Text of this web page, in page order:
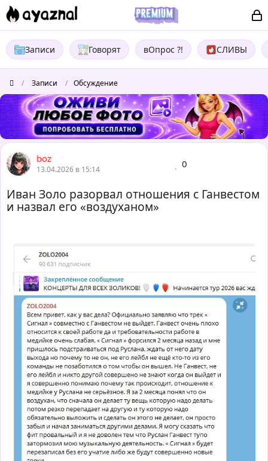
Записи Говорят вОпрос ?! СЛИВЫ
/ Записи / Обсуждение
boz
13.04.2026 в 15:14 0
Иван Золо разорвал отношения с Ганвестом
и назвал его «воздуханом»